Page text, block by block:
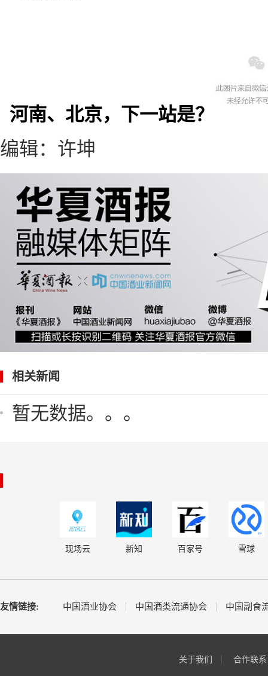
河南、北京，下一站是？
编辑：许坤
相关新闻
暂无数据。。。
现场云 新知 百家号 雪球
友情链接: 中国酒业协会 中国酒类流通协会 中国副食
关于我们 合作联系